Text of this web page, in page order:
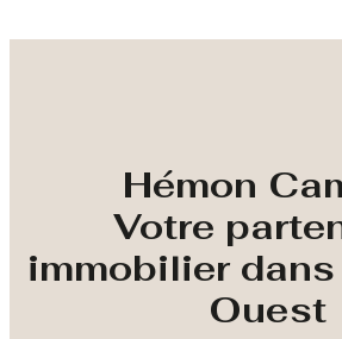
Hémon
Votre
immobilier
Ouest